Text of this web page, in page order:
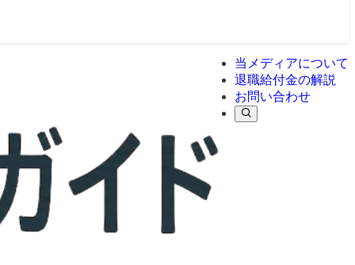
当メディアについて
退職給付金の解説
お問い合わせ